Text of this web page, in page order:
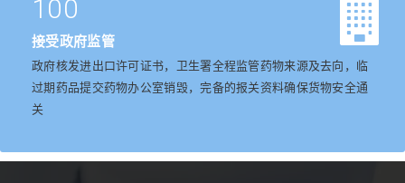
100
接受政府监管
政府核发进出口许可证书，卫生署全程监管药物来源及去向，临
过期药品提交药物办公室销毁，完备的报关资料确保货物安全通
关